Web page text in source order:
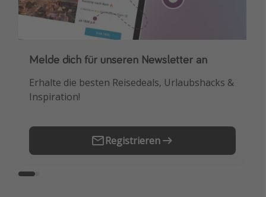
Melde dich für unseren Newsletter an
Erhalte die besten Reisedeals, Urlaubshacks &
Inspiration!
Registrieren
Downloade unsere App
Buche die besten Reiseschnäppchen als
Erstes.